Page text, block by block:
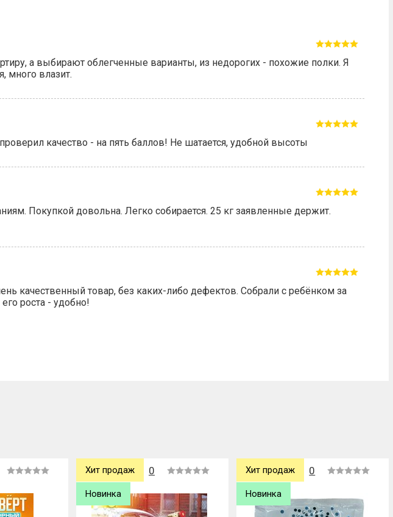
а выбирают облегченные варианты, из недорогих - похожие полки. Я
много влазит.
качество - на пять баллов! Не шатается, удобной высоты
Покупкой довольна. Легко собирается. 25 кг заявленные держит.
качественный товар, без каких-либо дефектов. Собрали с ребёнком за
роста - удобно!
0
Хит продаж
Новинка
0
Новинка